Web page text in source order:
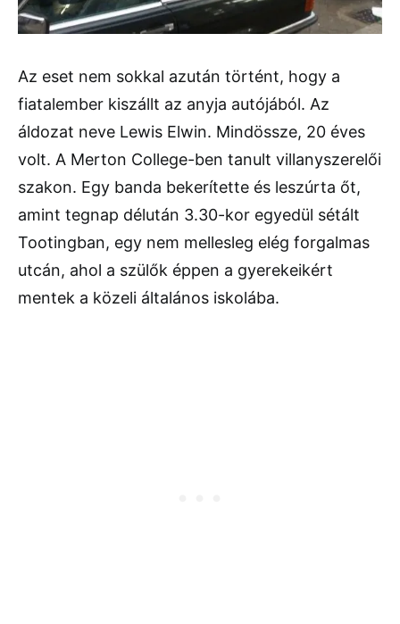
Az eset nem sokkal azután történt, hogy a
fiatalember kiszállt az anyja autójából. Az
áldozat neve Lewis Elwin. Mindössze, 20 éves
volt. A Merton College-ben tanult villanyszerelői
szakon. Egy banda bekerítette és leszúrta őt,
amint tegnap délután 3.30-kor egyedül sétált
Tootingban, egy nem mellesleg elég forgalmas
utcán, ahol a szülők éppen a gyerekeikért
mentek a közeli általános iskolába.